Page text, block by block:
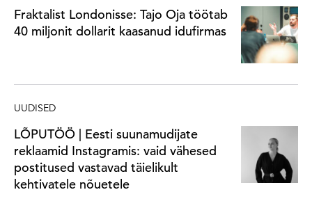
Fraktalist Londonisse: Tajo Oja töötab
40 miljonit dollarit kaasanud idufirmas
UUDISED
LÕPUTÖÖ | Eesti suunamudijate
reklaamid Instagramis: vaid vähesed
postitused vastavad täielikult
kehtivatele nõuetele